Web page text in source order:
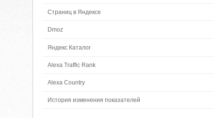
Страниц в Яндексе
Dmoz
Яндекс Каталог
Alexa Traffic Rank
Alexa Country
История изменения показателей